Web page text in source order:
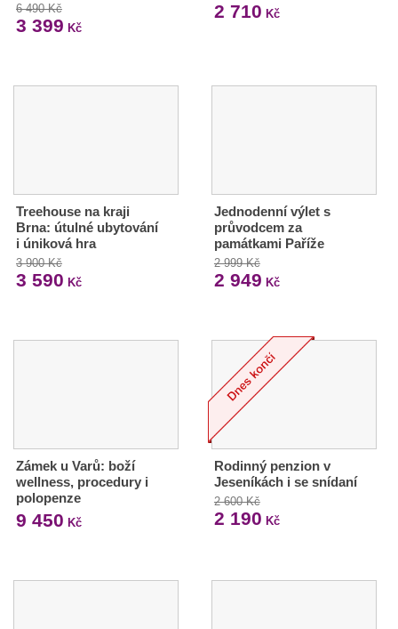
6 490 Kč
3 399 Kč
2 710 Kč
Treehouse na kraji
Brna: útulné ubytování
i úniková hra
3 900 Kč
3 590 Kč
Jednodenní výlet s
průvodcem za
památkami Paříže
2 999 Kč
2 949 Kč
Zámek u Varů: boží
wellness, procedury i
polopenze
9 450 Kč
Rodinný penzion v
Jeseníkách i se snídaní
2 600 Kč
2 190 Kč